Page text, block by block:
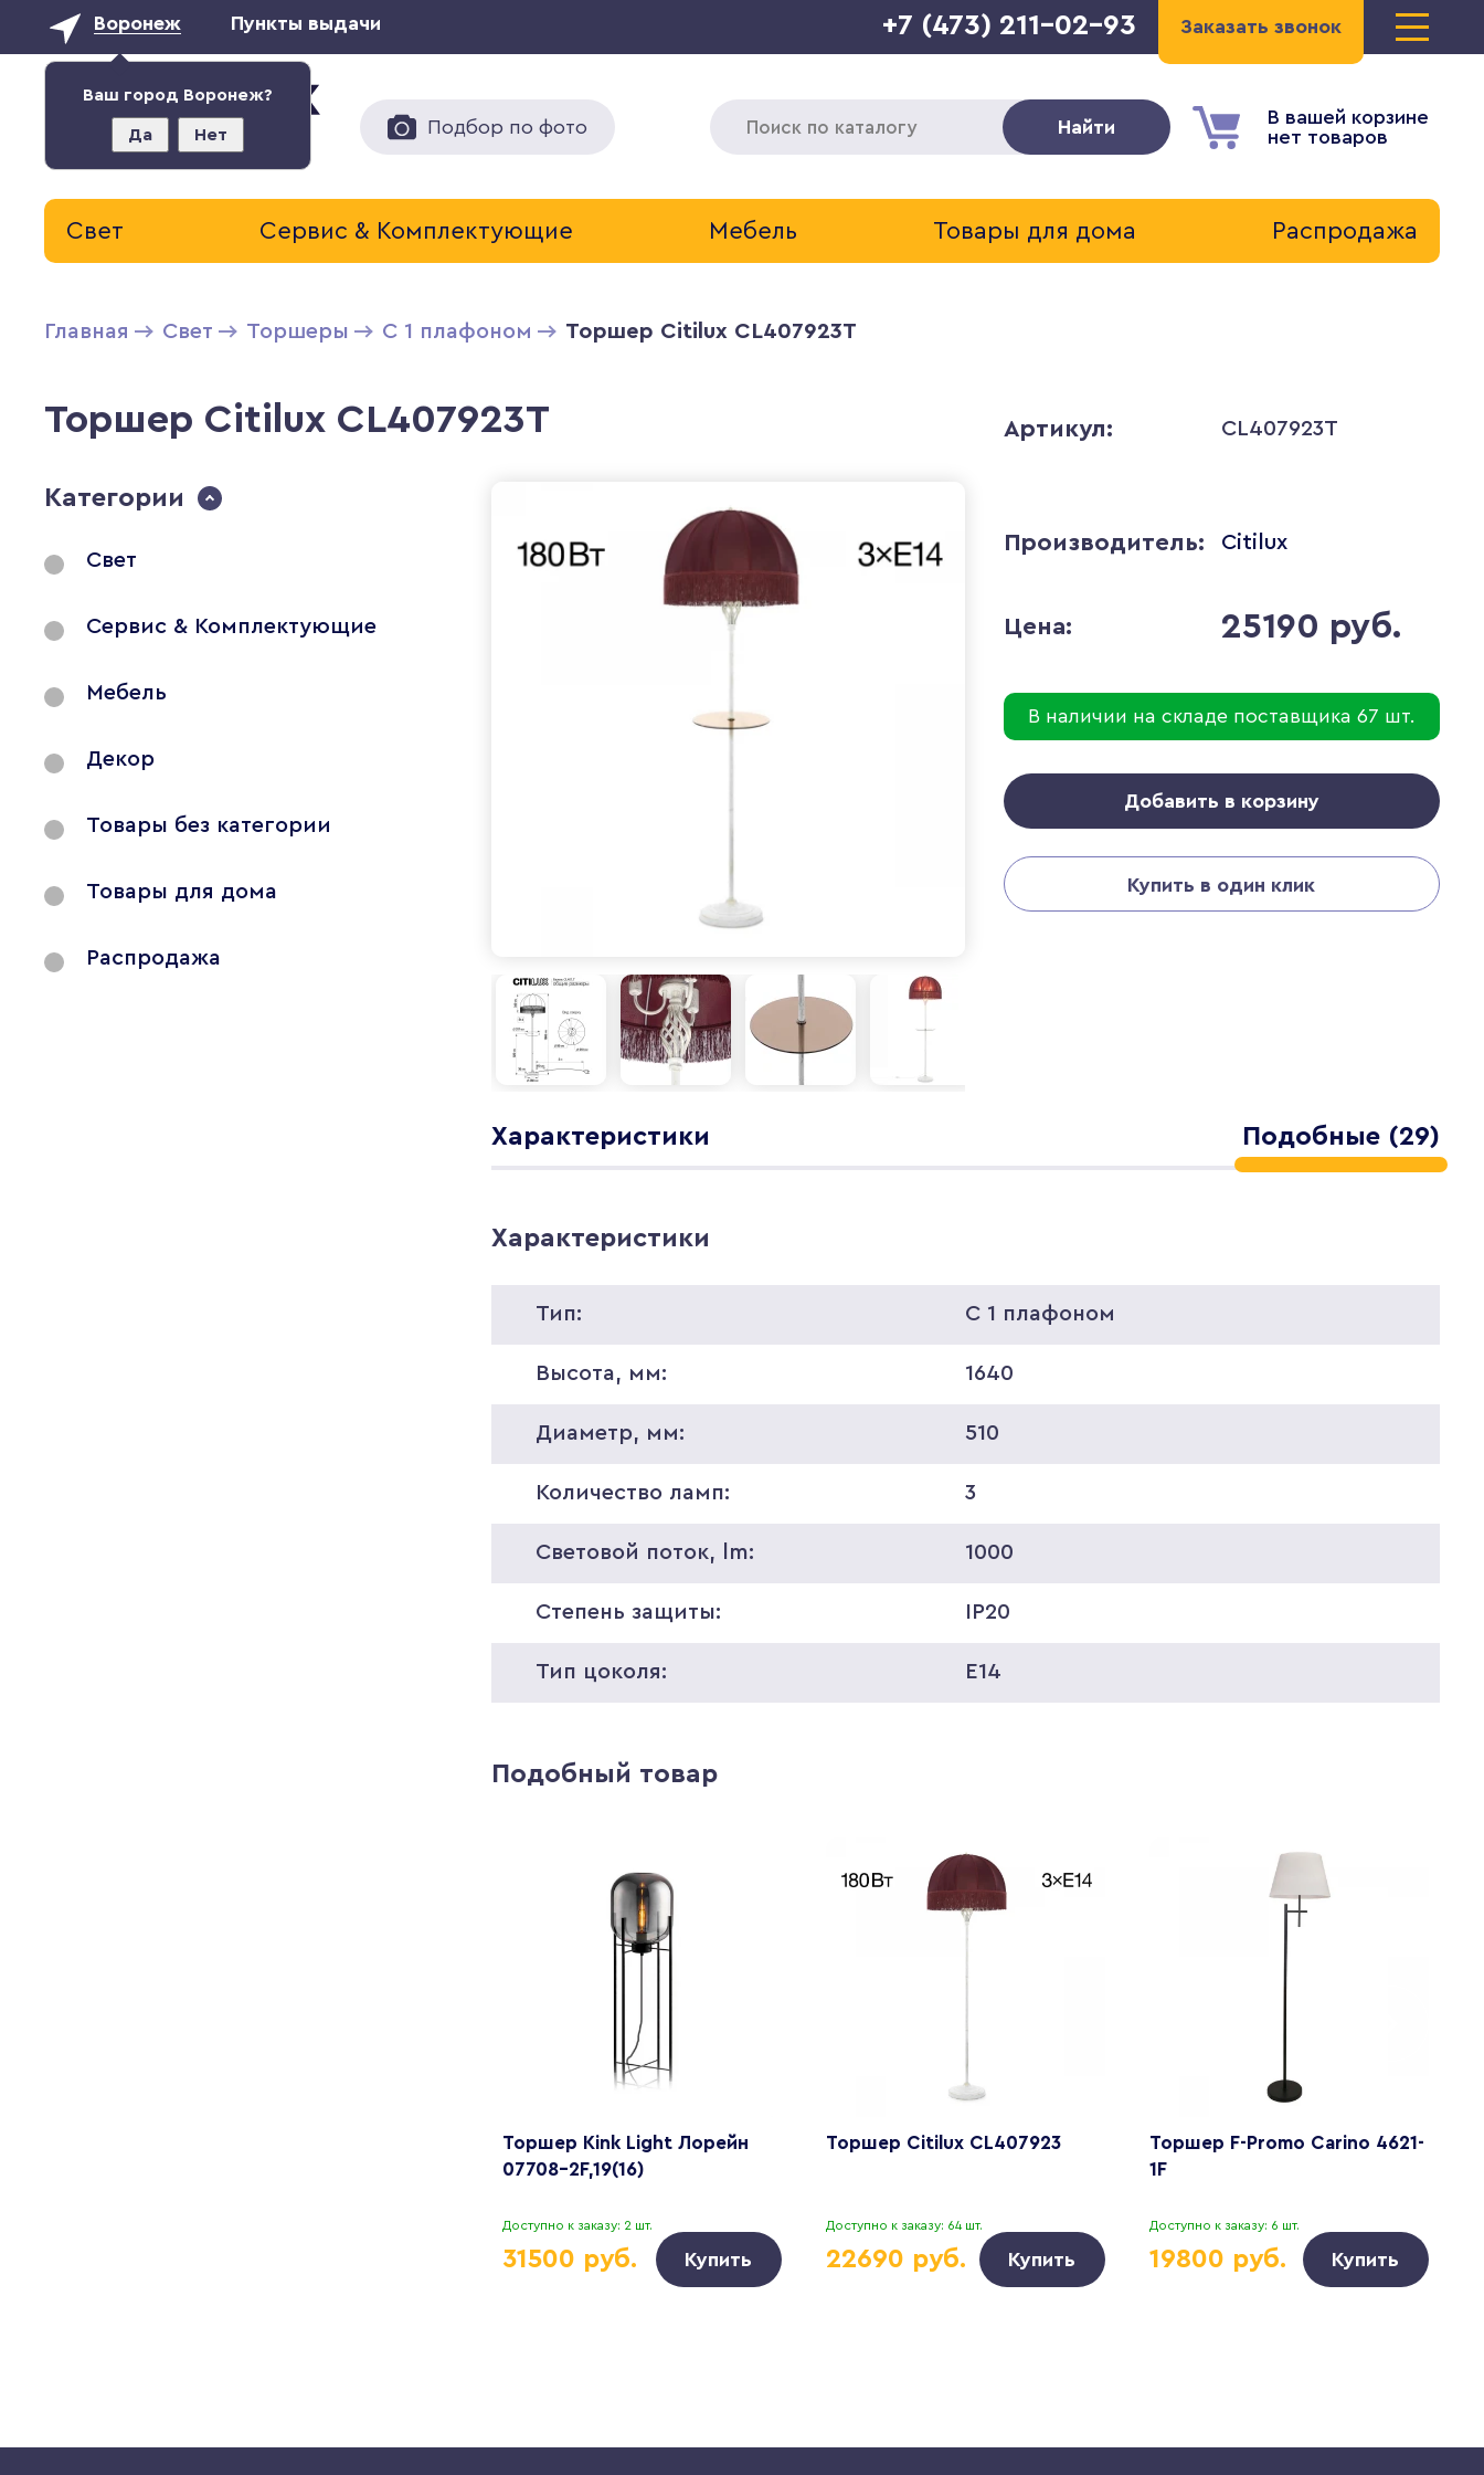
Воронеж
Ваш город Воронеж?
Да Нет
Пункты выдачи Заказать звонок
+7 (473) 211-02-93
Подбор по фото
В вашей корзине
нет товаров
Найти
Свет Сервис & Комплектующие Мебель Товары для дома Распродажа
Главная Свет Торшеры С 1 плафоном Торшер Citilux CL407923T
Торшер Citilux CL407923T
Категории
Свет
Сервис & Комплектующие
Мебель
Декор
Товары без категории
Товары для дома
Распродажа
Артикул: CL407923T
Производитель: Citilux
Цена: 25190 руб.
В наличии на складе поставщика 67 шт.
Добавить в корзину
Купить в один клик
Характеристики Подобные (29)
Характеристики
Тип: С 1 плафоном
Высота, мм: 1640
Диаметр, мм: 510
Количество ламп: 3
Световой поток, lm: 1000
Степень защиты: IP20
Тип цоколя: E14
Подобный товар
Торшер Kink Light Лорейн
07708-2F,19(16)
Доступно к заказу: 2 шт.
31500 руб. Купить
Торшер Citilux CL407923
Доступно к заказу: 64 шт.
22690 руб. Купить
Торшер F-Promo Carino 4621-
1F
Доступно к заказу: 6 шт.
19800 руб. Купить